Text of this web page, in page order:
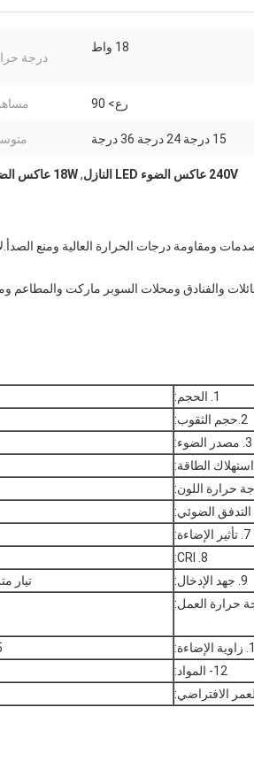
18 واط
درجة
رع> 90
15 درجة 24 درجة 36 درجة
240V عاكس الضوء LED النازل ,18W عاكس الضوء LED النازل
ومقاومة درجات الحرارة العالية ومنع
والفنادق ومحلات السوبر ماركت والمطاعم
1. الحجم:
2.حجم الثقوب:
3. مصدر الضوء:
7. تأثير الإضاءة:
8. CRI:
9. جهد الإدخال:
تيار متردد 180
15
12- المواد: